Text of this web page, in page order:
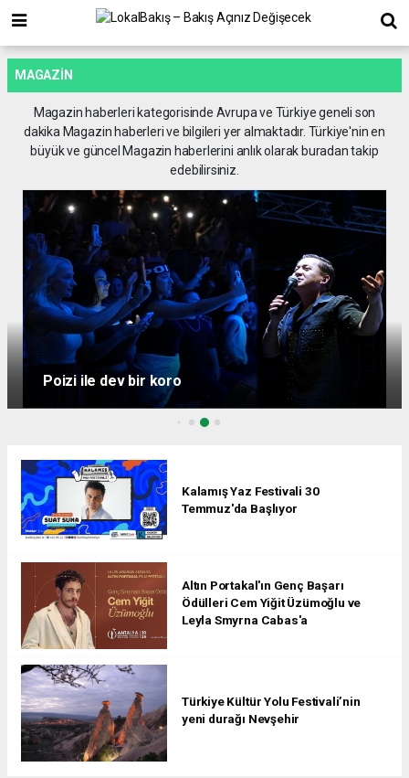
MAGAZIN
Magazin haberleri kategorisinde Avrupa ve Türkiye geneli son
dakika Magazin haberleri ve bilgileri yer almaktadır. Türkiye'nin en
büyük ve güncel Magazin haberlerini anlık olarak buradan takip
edebilirsiniz.
Poizi ile dev bir koro
Kalamış Yaz Festivali 30
Temmuz'da Başlıyor
Altın Portakal'ın Genç Başarı
Ödülleri Cem Yiğit Üzümoğlu ve
Leyla Smyrna Cabas'a
Türkiye Kültür Yolu Festivali’nin
yeni durağı Nevşehir